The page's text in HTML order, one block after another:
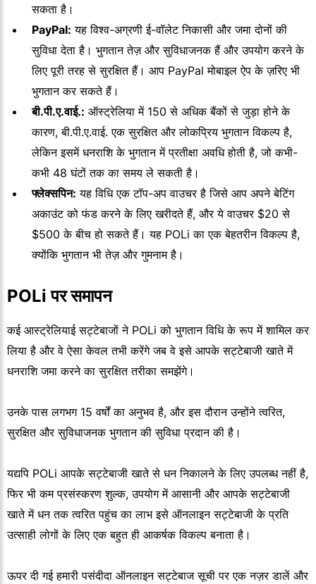
सकता है।
PayPal: यह विश्व-अग्रणी ई-वॉलेट निकासी और जमा दोनों की
सुविधा देता है। भुगतान तेज़ और सुविधाजनक हैं और उपयोग करने के
लिए पूरी तरह से सुरक्षित हैं। आप PayPal मोबाइल ऐप के ज़रिए भी
भुगतान कर सकते हैं।
बी.पी.ए.वाई.: ऑस्ट्रेलिया में 150 से अधिक बैंकों से जुड़ा होने के
कारण, बी.पी.ए.वाई. एक सुरक्षित और लोकप्रिय भुगतान विकल्प है,
लेकिन इसमें धनराशि के भुगतान में प्रतीक्षा अवधि होती है, जो कभी-
कभी 48 घंटों तक का समय ले सकती है।
फ्लेक्सपिन: यह विधि एक टॉप-अप वाउचर है जिसे आप अपने बेटिंग
अकाउंट को फंड करने के लिए खरीदते हैं, और ये वाउचर $20 से
$500 के बीच हो सकते हैं। यह POLi का एक बेहतरीन विकल्प है,
क्योंकि भुगतान भी तेज़ और गुमनाम है।
POLi पर समापन
कई आस्ट्रेलियाई सट्टेबाजों ने POLi को भुगतान विधि के रूप में शामिल कर
लिया है और वे ऐसा केवल तभी करेंगे जब वे इसे आपके सट्टेबाजी खाते में
धनराशि जमा करने का सुरक्षित तरीका समझेंगे।
उनके पास लगभग 15 वर्षों का अनुभव है, और इस दौरान उन्होंने त्वरित,
सुरक्षित और सुविधाजनक भुगतान की सुविधा प्रदान की है।
यद्यपि POLi आपके सट्टेबाजी खाते से धन निकालने के लिए उपलब्ध नहीं है,
फिर भी कम प्रसंस्करण शुल्क, उपयोग में आसानी और आपके सट्टेबाजी
खाते में धन तक त्वरित पहुंच का लाभ इसे ऑनलाइन सट्टेबाजी के प्रति
उत्साही लोगों के लिए एक बहुत ही आकर्षक विकल्प बनाता है।
ऊपर दी गई हमारी पसंदीदा ऑनलाइन सट्टेबाज सूची पर एक नज़र डालें और